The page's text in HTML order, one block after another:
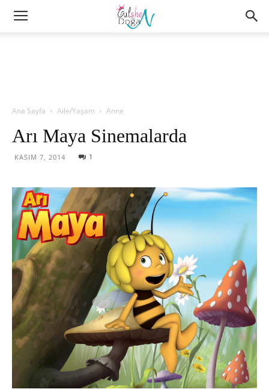
Ana Sayfa Aile/Yaşam Anne
Arı Maya Sinemalarda
KASIM 7, 2014 1